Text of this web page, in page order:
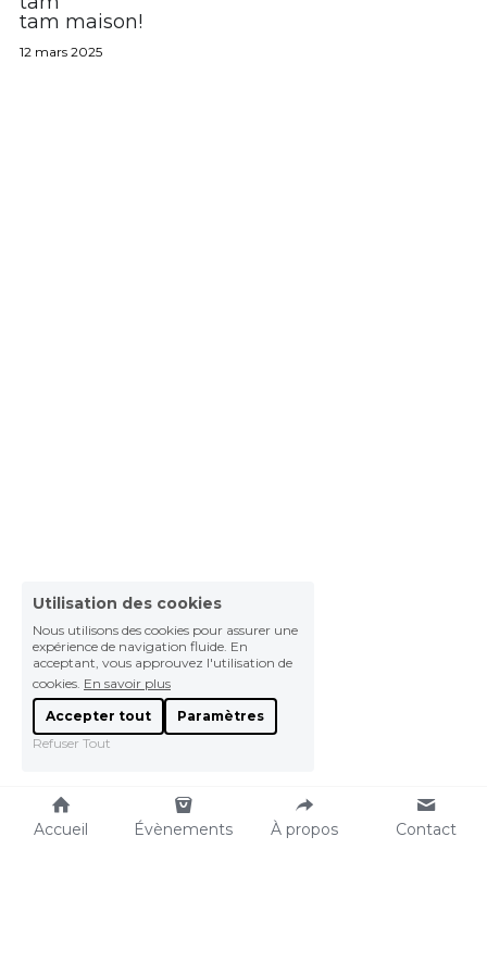
tam maison!
12 mars 2025
Accueil Évènements À propos Contact
Utilisation des cookies
Nous utilisons des cookies pour assurer une
expérience de navigation fluide. En
acceptant, vous approuvez l'utilisation de
cookies. En savoir plus
Accepter tout
Paramètres
Refuser Tout